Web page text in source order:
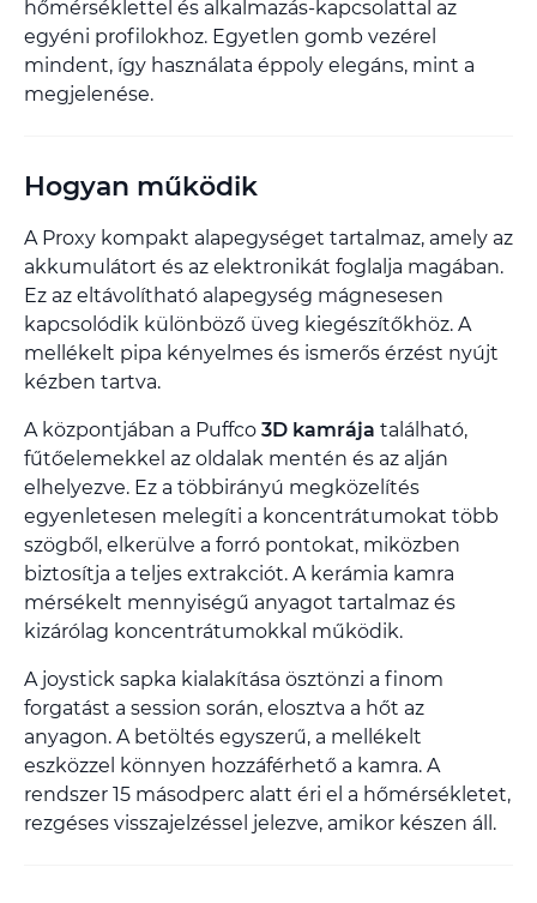
hőmérséklettel és alkalmazás-kapcsolattal az
egyéni profilokhoz. Egyetlen gomb vezérel
mindent, így használata éppoly elegáns, mint a
megjelenése.
Hogyan működik
A Proxy kompakt alapegységet tartalmaz, amely az
akkumulátort és az elektronikát foglalja magában.
Ez az eltávolítható alapegység mágnesesen
kapcsolódik különböző üveg kiegészítőkhöz. A
mellékelt pipa kényelmes és ismerős érzést nyújt
kézben tartva.
A központjában a Puffco 3D kamrája található,
fűtőelemekkel az oldalak mentén és az alján
elhelyezve. Ez a többirányú megközelítés
egyenletesen melegíti a koncentrátumokat több
szögből, elkerülve a forró pontokat, miközben
biztosítja a teljes extrakciót. A kerámia kamra
mérsékelt mennyiségű anyagot tartalmaz és
kizárólag koncentrátumokkal működik.
A joystick sapka kialakítása ösztönzi a finom
forgatást a session során, elosztva a hőt az
anyagon. A betöltés egyszerű, a mellékelt
eszközzel könnyen hozzáférhető a kamra. A
rendszer 15 másodperc alatt éri el a hőmérsékletet,
rezgéses visszajelzéssel jelezve, amikor készen áll.